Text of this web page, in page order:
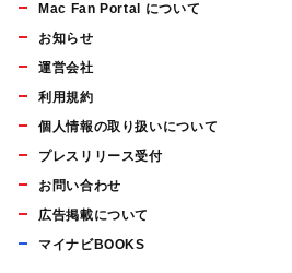
Mac Fan Portal について
お知らせ
運営会社
利用規約
個人情報の取り扱いについて
プレスリリース受付
お問い合わせ
広告掲載について
マイナビBOOKS